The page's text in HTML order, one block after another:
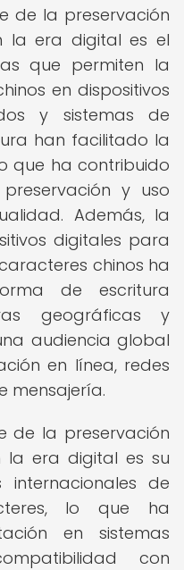
de la preservación
la era digital es el
que permiten la
en dispositivos
y sistemas de
han facilitado la
que ha contribuido
y uso
Además, la
digitales para
chinos ha
de escritura
geográficas y
audiencia global
en línea, redes
mensajería.
de la preservación
la era digital es su
internacionales de
lo que ha
en sistemas
con